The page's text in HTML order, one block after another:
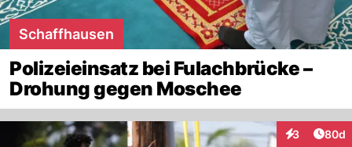
Schaffhausen
Polizeieinsatz bei Fulachbrücke –
Drohung gegen Moschee
3
Interaktionen
80d